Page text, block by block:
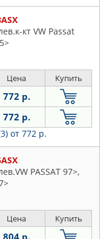
кт VW Passat
Цена Купить
772 р.
772 р.
от 772 р.
PASSAT 97>,
Цена Купить
804 р.